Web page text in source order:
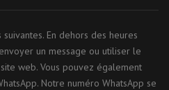
En dehors des heures
un message ou utiliser le
web. Vous pouvez également
Notre numéro WhatsApp se